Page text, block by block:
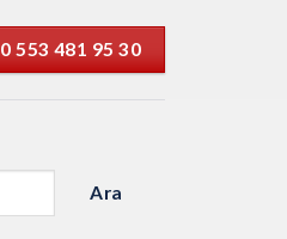
0 553 481 95 30
Ara